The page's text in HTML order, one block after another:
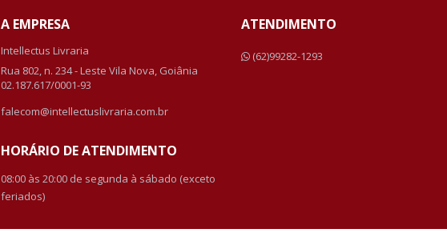
A EMPRESA
Intellectus Livraria
Rua 802, n. 234 - Leste Vila Nova, Goiânia
02.187.617/0001-93
falecom@intellectuslivraria.com.br
HORÁRIO DE ATENDIMENTO
08:00 às 20:00 de segunda à sábado (exceto
feriados)
ATENDIMENTO
(62)99282-1293